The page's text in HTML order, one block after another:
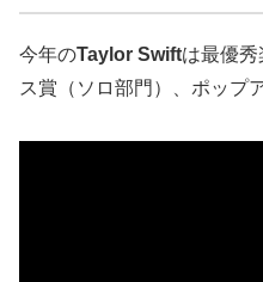
今年のTaylor Swiftは最優
ス賞（ソロ部門）、ポップ